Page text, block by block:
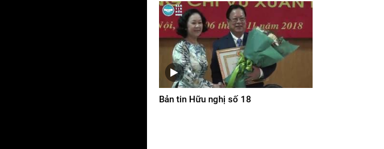
Bản tin Hữu nghị số 18